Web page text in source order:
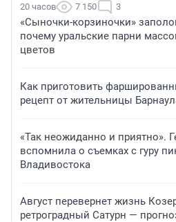
20 часов 7 150 3
«Сыночки-корзиночки»
почему уральские парни
цветов
Как приготовить
рецепт от жительницы
«Так неожиданно и приятно».
вспомнила о съемках с гуру
Владивостока
Август перевернет жизнь
ретроградный Сатурн —